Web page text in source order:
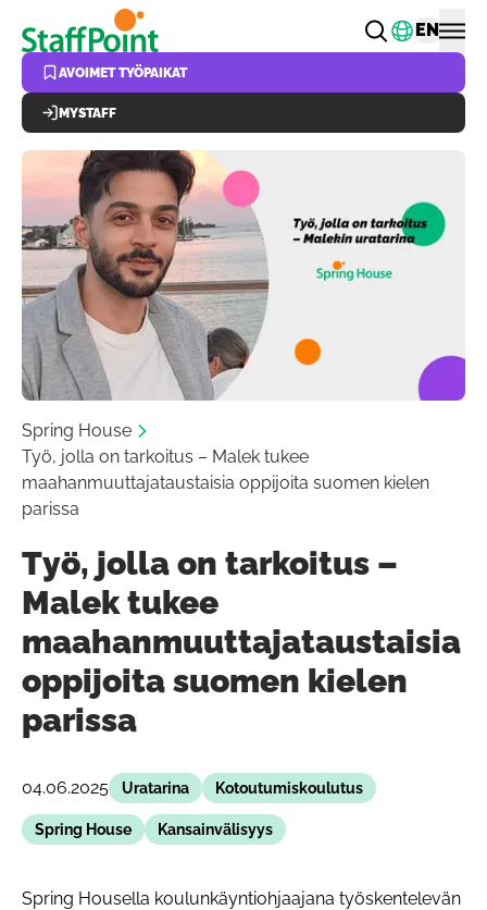
Hyppää pääsisältöön Vaihda
EN
AVOIMET TYÖPAIKAT
MYSTAFF
Spring House
Työ, jolla on tarkoitus – Malek tukee
maahanmuuttajataustaisia oppijoita suomen kielen
parissa
Työ, jolla on tarkoitus –
Malek tukee
maahanmuuttajataustaisia
oppijoita suomen kielen
parissa
04.06.2025 Uratarina Kotoutumiskoulutus
Spring House Kansainvälisyys
Spring Housella koulunkäyntiohjaajana työskentelevän